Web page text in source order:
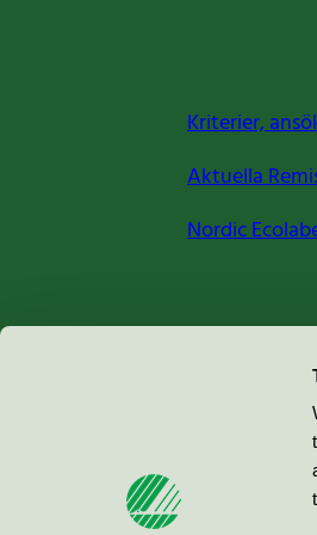
Kriterier,
Aktuella
Nordic
Miljömärkning
100 64